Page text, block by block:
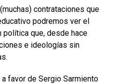
contrataciones que
podremos ver el
que, desde hace
e ideologías sin
favor de Sergio Sarmiento